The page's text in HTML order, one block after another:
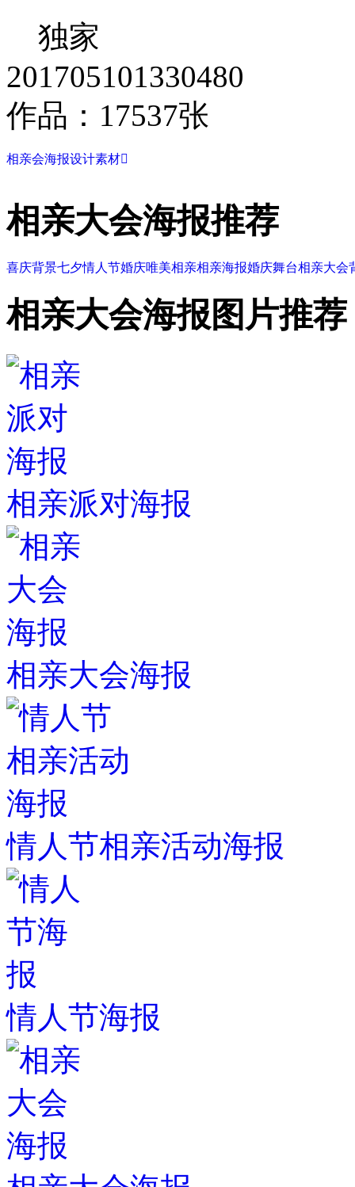
独家
201705101330480
作品：17537张
相亲会海报设计素材
相亲大会海报推荐
喜庆背景七夕情人节婚庆唯美相亲相亲海报婚庆舞台相亲大会
相亲大会海报图片推荐
相亲派对海报
相亲大会海报
情人节相亲活动海报
情人节海报